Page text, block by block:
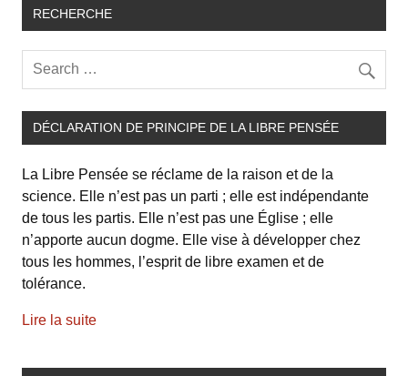
RECHERCHE
DÉCLARATION DE PRINCIPE DE LA LIBRE PENSÉE
La Libre Pensée se réclame de la raison et de la
science. Elle n’est pas un parti ; elle est indépendante
de tous les partis. Elle n’est pas une Église ; elle
n’apporte aucun dogme. Elle vise à développer chez
tous les hommes, l’esprit de libre examen et de
tolérance.
Lire la suite